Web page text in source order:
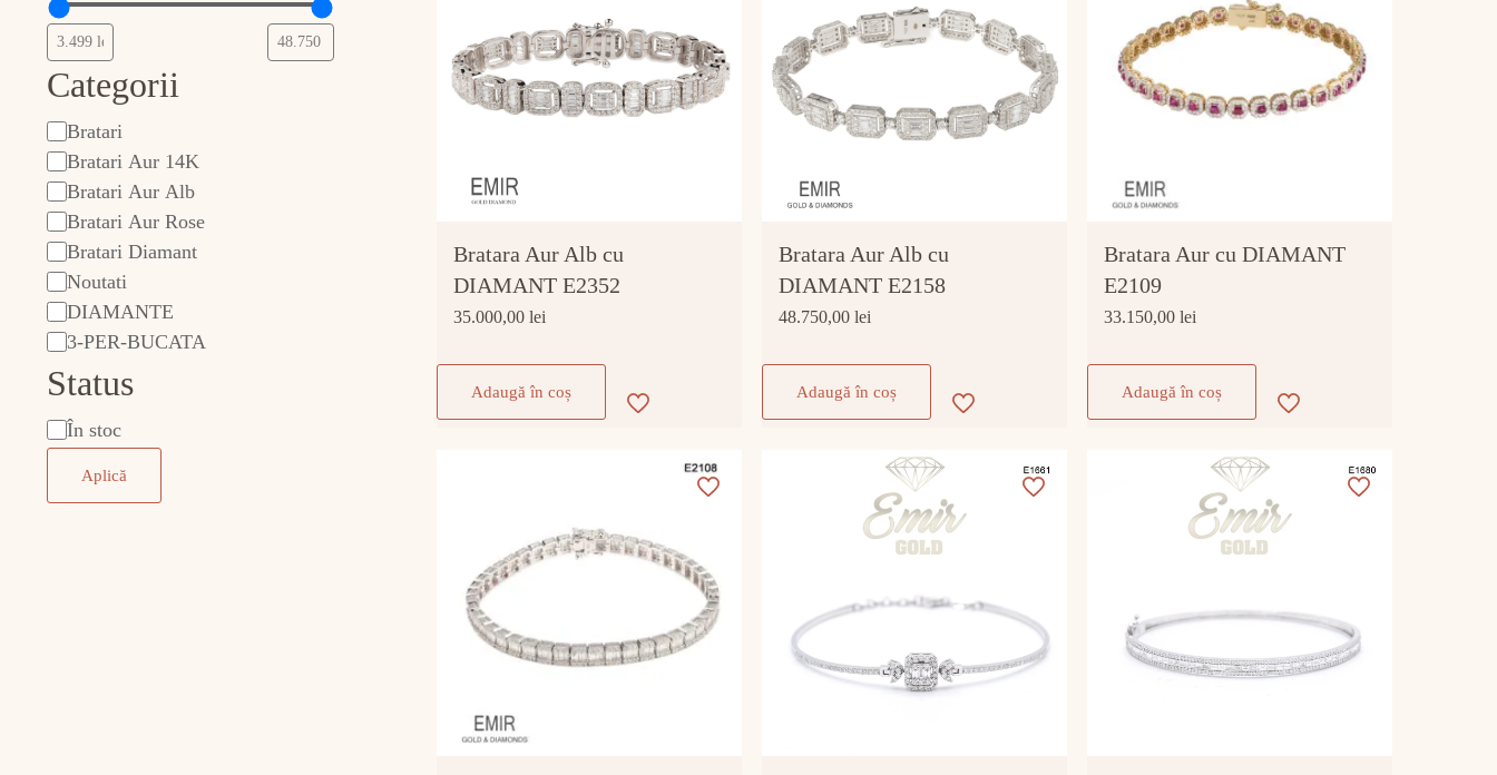
Bratara Aur Alb cu
DIAMANT E2352
35.000,00 lei
Adaugă în coș
Bratara Aur Alb cu
DIAMANT E2158
48.750,00 lei
Adaugă în coș
Bratara Aur cu DIAMANT
E2109
33.150,00 lei
Adaugă în coș
Categorii
categorie
Bratari
Bratari Aur 14K
Bratari Aur Alb
Bratari Aur Rose
Bratari Diamant
Noutati
DIAMANTE
3-PER-BUCATA
Status
StareÎn stoc
Aplică